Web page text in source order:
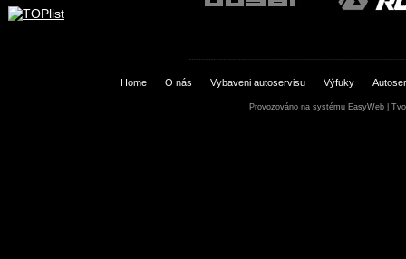
Home O nás Vybaveni autoservisu Výfuky
Provozováno na systému EasyWeb|